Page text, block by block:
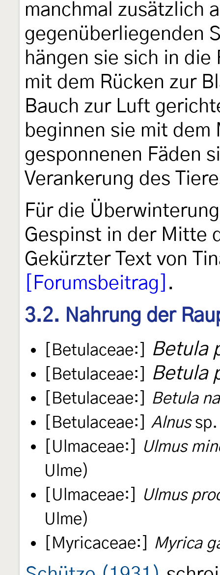
manchmal zusätzlich
gegenüberliegenden
hängen sie sich in
mit dem Rücken zur
Bauch zur Luft
beginnen sie mit dem
gesponnenen Fäden
Verankerung des
Für die
Gespinst in der Mitte
Gekürzter Text von
[Forumsbeitrag]
.
3.2. Nahrung der
[Betulaceae:] Betula
[Betulaceae:] Betula
[Betulaceae:]
Betula
[Betulaceae:]
Alnussp.
[Ulmaceae:]
Ulmus
Ulme)
[Ulmaceae:]
Ulmus
Ulme)
[Myricaceae:]
Myrica